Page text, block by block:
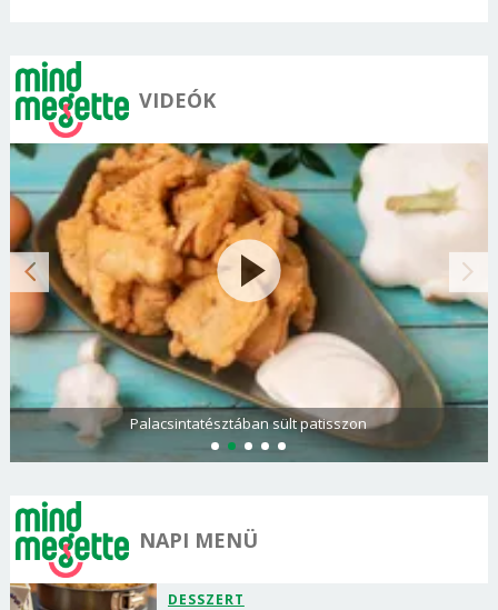
VIDEÓK
Palacsintatésztában sült patisszon
NAPI MENÜ
DESSZERT